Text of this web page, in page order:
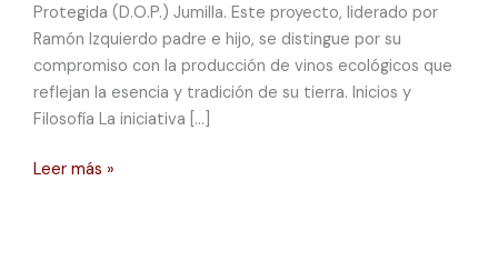
Protegida (D.O.P.) Jumilla. Este proyecto, liderado por
Ramón Izquierdo padre e hijo, se distingue por su
compromiso con la producción de vinos ecológicos que
reflejan la esencia y tradición de su tierra. Inicios y
Filosofía La iniciativa […]
Leer más »